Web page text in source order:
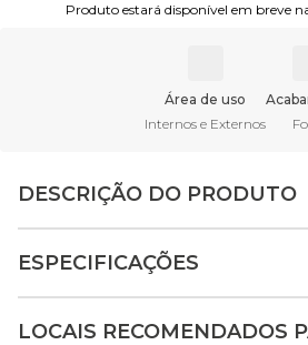
Produto estará disponível em breve
Área de uso
Internos e Externos
DESCRIÇÃO DO PRODUTO
ESPECIFICAÇÕES
LOCAIS RECOMENDADOS